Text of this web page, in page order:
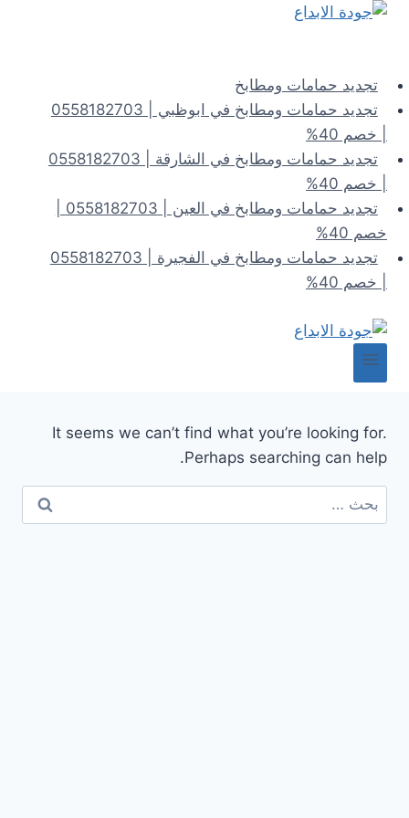
التجاوز
تجديد حمامات ومطابخ
تجديد حمامات ومطابخ في ابوظبي | 0558182703
| خصم 40%
تجديد حمامات ومطابخ في الشارقة | 0558182703
| خصم 40%
خصم 40%
تجديد حمامات ومطابخ في الفجيرة | 0558182703
| خصم 40%
It seems we can’t find what you’re looking for.
Perhaps searching can help.
عن: